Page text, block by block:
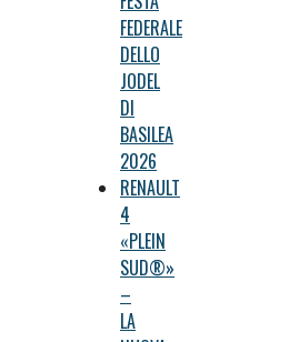
FEDERALE
DELLO
JODEL
DI
BASILEA
2026
RENAULT
4
«PLEIN
SUD®»
–
LA